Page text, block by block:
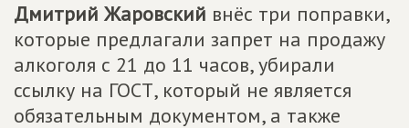
Дмитрий Жаровский внёс три поправки,
которые предлагали запрет на продажу
алкоголя с 21 до 11 часов, убирали
ссылку на ГОСТ, который не является
обязательным документом, а также